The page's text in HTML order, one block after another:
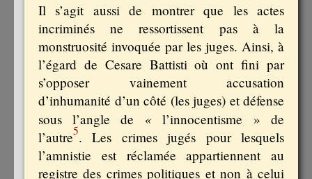
Il s’agit aussi de montrer que les actes
incriminés ne ressortissent pas à la
monstruosité invoquée par les juges. Ainsi, à
l’égard de Cesare Battisti où ont fini par
s’opposer vainement accusation
d’inhumanité d’un côté (les juges) et défense
sous l’angle de « l’innocentisme » de
l’autre5. Les crimes jugés pour lesquels
l’amnistie est réclamée appartiennent au
registre des crimes politiques et non à celui